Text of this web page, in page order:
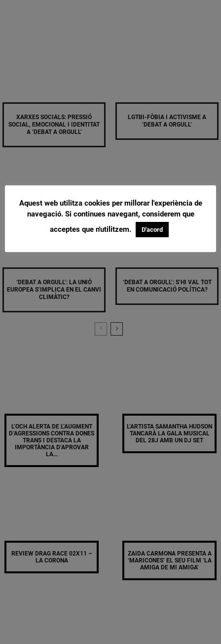
XARXES SOCIALS: PRESSIÓ
SOCIAL, EMOCIONAL I IDENTITAT
A ‘DEBAT A ORGULL’
LGTBI-FÒBIA I ACTIVISME A
‘DEBAT A ORGULL’
‘DEBAT A ORGULL’: LA UNIÓ
EUROPEA S’IMPLICA EN EL CANVI
CLIMÀTIC?
‘DEBAT A ORGULL’: S’HI VAL TOT
EN COMUNICACIÓ POLÍTICA?
L’OCH ALERTA DE L’AUGMENT
D’AGRESSIONS CONTRA DONES
TRANS I DESTACA LA
IMPORTÀNCIA D’APROVAR
LA...
L’ARTISTA SAMANTHA HUDSON
TANCARÀ LA GALA MUSICAL
DEL 28J AMB UN DJ SET
REVIEW DRAG RACE 02X11 –
LA CORONA
ZAIDA CARMONA PRESENTA A
‘MARICONES’ EL SEU FILM ‘LA
AMIGA DE MI AMIGA’
Aquest web utilitza cookies per millorar l'experiència de
navegació. Si continues navegant, considerem que
acceptes que n'utilitzem.
D'acord